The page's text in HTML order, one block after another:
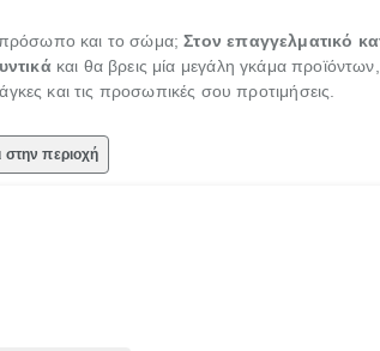
πρόσωπο και το σώμα;Στον επαγγελματικό
και θα βρεις μία μεγάλη γκάμα
και τις προσωπικές σου προτιμήσεις.
στην περιοχή